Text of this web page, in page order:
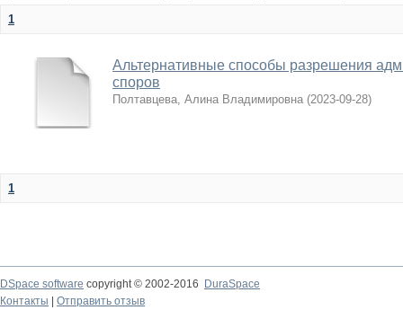
1
Альтернативные способы разрешения
споров
Полтавцева, Алина Владимировна (2023-09-28)
1
DSpace software copyright © 2002-2016
DuraSpace
Контакты
Отправить отзыв